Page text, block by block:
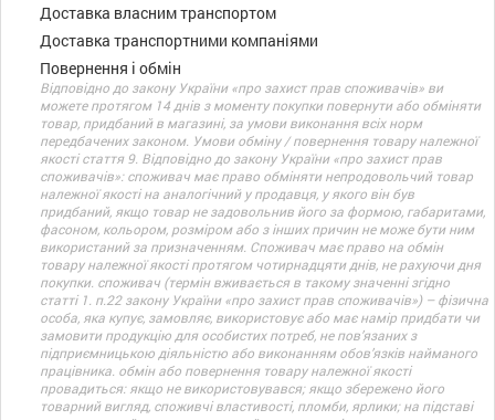
Доставка власним транспортом
Доставка транспортними компаніями
Повернення і обмін
Відповідно до закону України «про захист прав споживачів» ви
можете протягом 14 днів з моменту покупки повернути або обміняти
товар, придбаний в магазині, за умови виконання всіх норм
передбачених законом. Умови обміну / повернення товару належної
якості стаття 9. Відповідно до закону України «про захист прав
споживачів»: споживач має право обміняти непродовольчий товар
належної якості на аналогічний у продавця, у якого він був
придбаний, якщо товар не задовольнив його за формою, габаритами,
фасоном, кольором, розміром або з інших причин не може бути ним
використаний за призначенням. Споживач має право на обмін
товару належної якості протягом чотирнадцяти днів, не рахуючи дня
покупки. споживач (термін вживається в такому значенні згідно
статті 1. п.22 закону України «про захист прав споживачів») – фізична
особа, яка купує, замовляє, використовує або має намір придбати чи
замовити продукцію для особистих потреб, не пов’язаних з
підприємницькою діяльністю або виконанням обов’язків найманого
працівника. обмін або повернення товару належної якості
провадиться: якщо не використовувався; якщо збережено його
товарний вигляд, споживчі властивості, пломби, ярлики; на підставі